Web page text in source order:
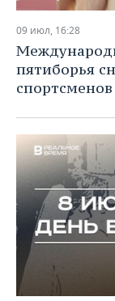
09 июл, 16:28
пятиборья
спортсменов